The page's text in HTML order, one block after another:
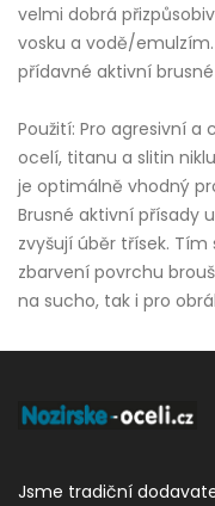
velmi dobrá
vosku a vodě/
přídavné aktivní brusné
Použití: Pro agresivní
ocelí, titanu a slitin
je optimálně vhodný
Brusné aktivní přísady
zvyšují úběr třísek.
zbarvení povrchu
na sucho, tak i pro
Jsme tradiční